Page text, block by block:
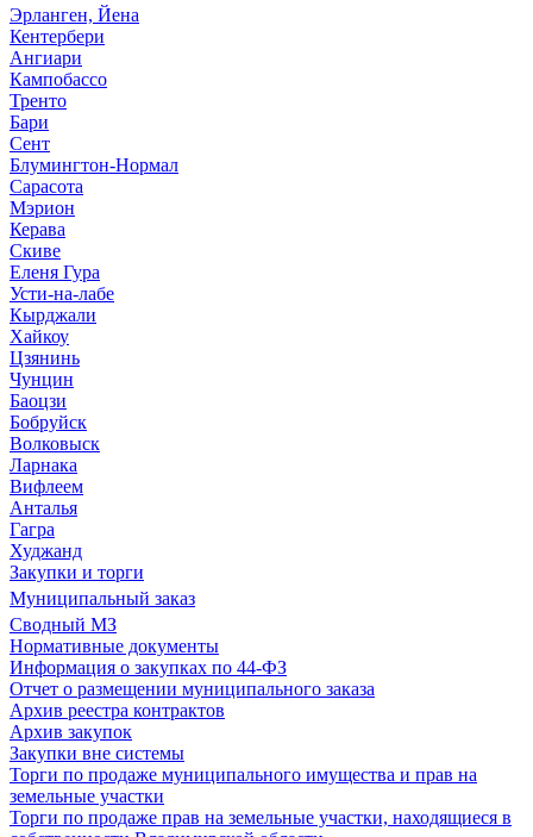
Эрланген, Йена
Кентербери
Ангиари
Кампобассо
Тренто
Бари
Сент
Блумингтон-Нормал
Сарасота
Мэрион
Керава
Скиве
Еленя Гура
Усти-на-лабе
Кырджали
Хайкоу
Цзянинь
Чунцин
Баоцзи
Бобруйск
Волковыск
Ларнака
Вифлеем
Анталья
Гагра
Худжанд
Закупки и торги
Муниципальный заказ
Сводный МЗ
Нормативные документы
Информация о закупках по 44-ФЗ
Отчет о размещении муниципального заказа
Архив реестра контрактов
Архив закупок
Закупки вне системы
Торги по продаже муниципального имущества и прав на
земельные участки
Торги по продаже прав на земельные участки, находящиеся в